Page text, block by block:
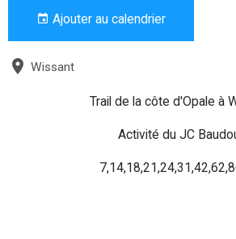
Ajouter au calendrier
Wissant
Trail de la côte d'Opale à
Activité du JC